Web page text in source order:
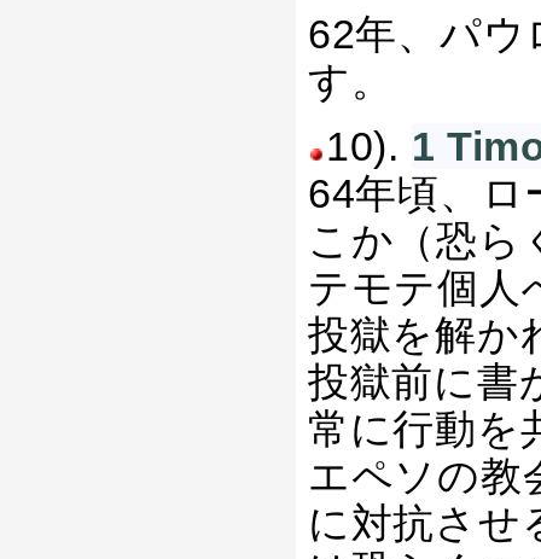
62年、パウ
す。
10). 1
64年頃、
こか（恐ら
テモテ個人
投獄を解か
投獄前に書
常に行動を
エペソの教
に対抗させ